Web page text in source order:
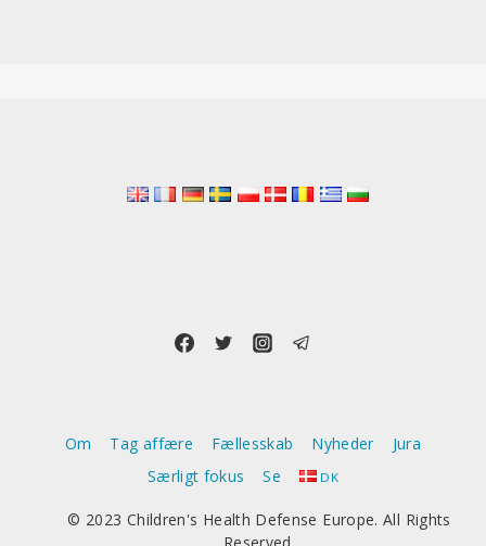
Om Tag affære Fællesskab Nyheder
Jura
Særligt fokus
Se DK
© 2023 Children's Health Defense Europe. All Rights